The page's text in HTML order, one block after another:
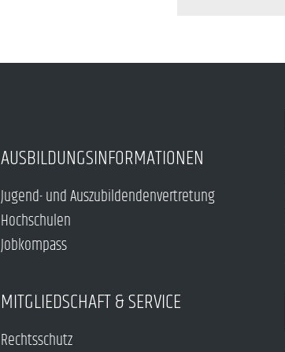
AUSBILDUNGSINFORMATIONEN
Jugend- und Auszubildendenvertretung
Hochschulen
Jobkompass
MITGLIEDSCHAFT & SERVICE
Rechtsschutz